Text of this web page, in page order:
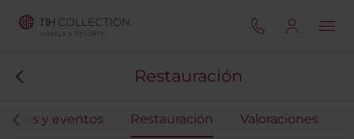
Restauración
y eventos Restauración Valoraciones